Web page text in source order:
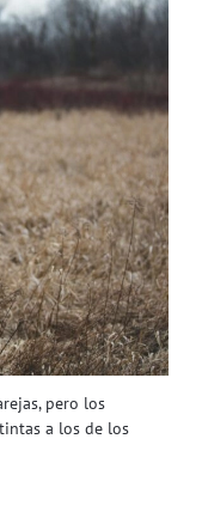
pero los
a los de los